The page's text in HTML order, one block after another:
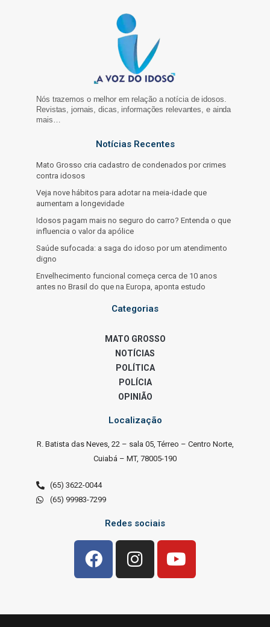
Nós trazemos o melhor em relação a notícia de idosos.
Revistas, jornais, dicas, informações relevantes, e ainda
mais…
Notícias Recentes
Mato Grosso cria cadastro de condenados por crimes
contra idosos
Veja nove hábitos para adotar na meia-idade que
aumentam a longevidade
Idosos pagam mais no seguro do carro? Entenda o que
influencia o valor da apólice
Saúde sufocada: a saga do idoso por um atendimento
digno
Envelhecimento funcional começa cerca de 10 anos
antes no Brasil do que na Europa, aponta estudo
Categorias
MATO GROSSO
NOTÍCIAS
POLÍTICA
POLÍCIA
OPINIÃO
Localização
R. Batista das Neves, 22 – sala 05, Térreo – Centro Norte,
Cuiabá – MT, 78005-190
(65) 3622-0044
(65) 99983-7299
Redes sociais